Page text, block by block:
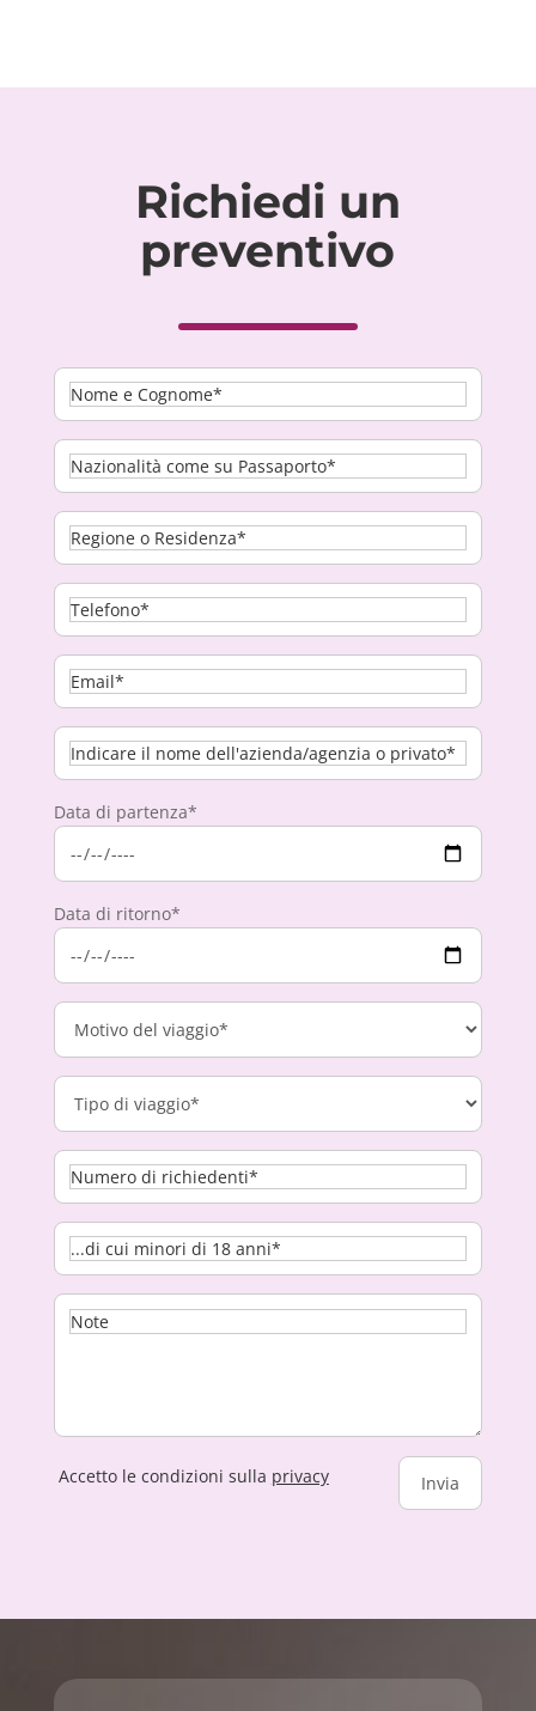
Richiedi un
preventivo
Data di partenza*
Data di ritorno*
Accetto le condizioni sulla privacy